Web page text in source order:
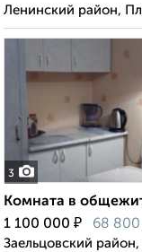
Ленинский район,
3
Комната в
1 100 000 ₽ 68 800
Заельцовский